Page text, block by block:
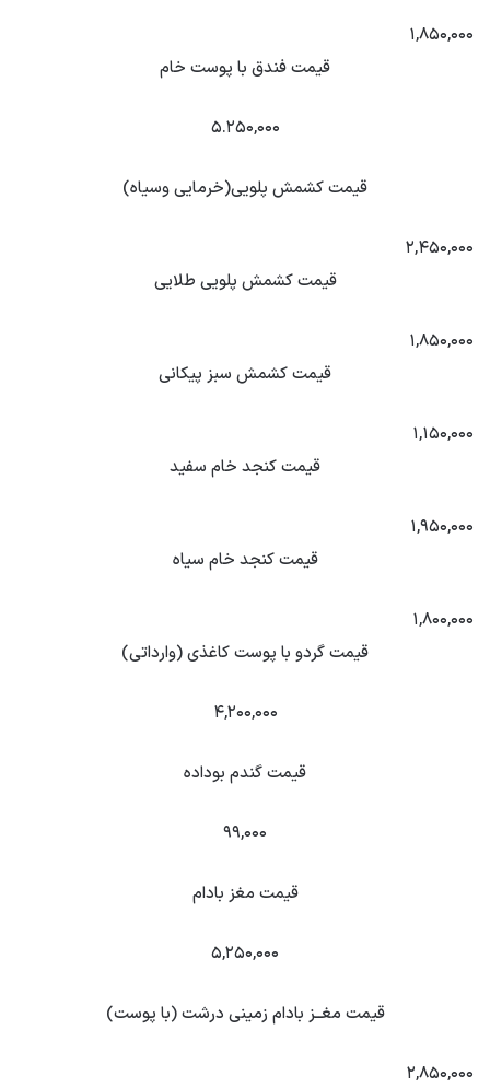
۱,۸۵۰,۰۰۰
قیمت فندق با پوست خام
۵.۲۵۰,۰۰۰
قیمت کشمش پلویی(خرمایی وسیاه)
۲,۴۵۰,۰۰۰
قیمت کشمش پلویی طلایی
۱,۸۵۰,۰۰۰
قیمت کشمش سبز پیکانی
۱,۱۵۰,۰۰۰
قیمت کنجد خام سفید
۱,۹۵۰,۰۰۰
قیمت کنجد خام سیاه
۱,۸۰۰,۰۰۰
قیمت گردو با پوست کاغذی (وارداتی)
۴,۲۰۰,۰۰۰
قیمت گندم بوداده
۹۹,۰۰۰
قیمت مغز بادام
۵,۲۵۰,۰۰۰
قیمت مغــز بادام زمینی درشت (با پوست)
۲,۸۵۰,۰۰۰